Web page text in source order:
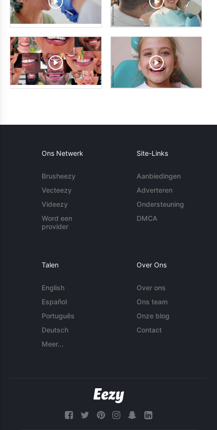
Ons Netwerk
Brusheezy
Vecteezy
Videezy
Word een
provider
Site-Links
Aanbiedingen
Adverteren
Ondersteuning
DMCA
Talen
English
Español
Português
Deutsch
Meer...
Over Ons
Over ons
Ons team
Onze blog
Contact